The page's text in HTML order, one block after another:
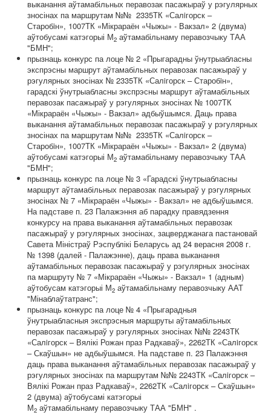
выканання аўтамабільных перавозак пасажыраў у рэгулярных
зносінах па маршрутам №№ 2335ТК «Салiгорск –
Старобiн», 1007ТК «Мікрараён «Чыжы» - Вакзал» 2 (двума)
аўтобусамі катэгорыі М2 аўтамабільнаму перавозчыку ТАА
"БМН";
прызнаць конкурс па лоце № 2 «Прыгарадны ўнутрыабласны
экспрэсны маршрут аўтамабільных перавозак пасажыраў у
рэгулярных зносінах № 2335ТК «Салiгорск – Старобiн»,
гарадскі ўнутрыабласны экспрэсны маршрут аўтамабільных
перавозак пасажыраў у рэгулярных зносінах № 1007ТК
«Мікрараён «Чыжы» - Вакзал» адбыўшымся. Даць права
выканання аўтамабільных перавозак пасажыраў у рэгулярных
зносінах па маршрутам №№ 2335ТК «Салiгорск –
Старобiн», 1007ТК «Мікрараён «Чыжы» - Вакзал» 2 (двума)
аўтобусамі катэгорыі М2 аўтамабільнаму перавозчыку ТАА
"БМН";
прызнаць конкурс па лоце № 3 «Гарадскі ўнутрыабласны
маршрут аўтамабільных перавозак пасажыраў у рэгулярных
зносінах № 7 «Мікрараён «Чыжы» - Вакзал» не адбыўшымся.
На падставе п. 23 Палажэння аб парадку правядзення
конкурсу на права выканання аўтамабільных перавозак
пасажыраў у рэгулярных зносінах, зацверджанага пастановай
Савета Міністраў Рэспублікі Беларусь ад 24 верасня 2008 г.
№ 1398 (далей - Палажэнне), даць права выканання
аўтамабільных перавозак пасажыраў у рэгулярных зносінах
па маршруту № 7 «Мікрараён «Чыжы» - Вакзал» 1 (адным)
аўтобусам катэгорыі М2 аўтамабільнаму перавозчыку ААТ
"Мінаблаўтатранс";
прызнаць конкурс па лоце № 4 «Прыгарадныя
ўнутрыабласныя экспрэсныя маршруты аўтамабільных
перавозак пасажыраў у рэгулярных зносінах №№ 2243ТК
«Салiгорск – Вялікі Рожан праз Радкаваў», 2262ТК «Салiгорск
– Скаўшын» не адбыўшымся. На падставе п. 23 Палажэння
даць права выканання аўтамабільных перавозак пасажыраў у
рэгулярных зносінах па маршрутам №№ 2243ТК «Салiгорск –
Вялікі Рожан праз Радкаваў», 2262ТК «Салiгорск – Скаўшын»
2 (двума) аўтобусамі катэгорыі
М2 аўтамабільнаму перавозчыку ТАА "БМН" .